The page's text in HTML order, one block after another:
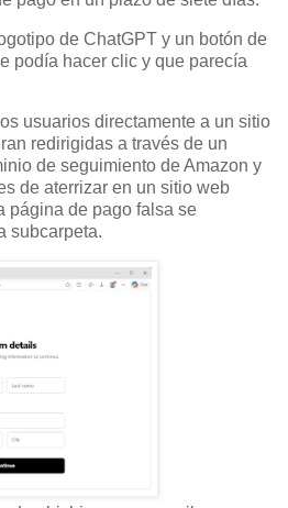
de ChatGPT y un botón de
podía hacer clic y que parecía
usuarios directamente a un sitio
redirigidas a través de un
de seguimiento de Amazon y
de aterrizar en un sitio web
página de pago falsa se
subcarpeta.